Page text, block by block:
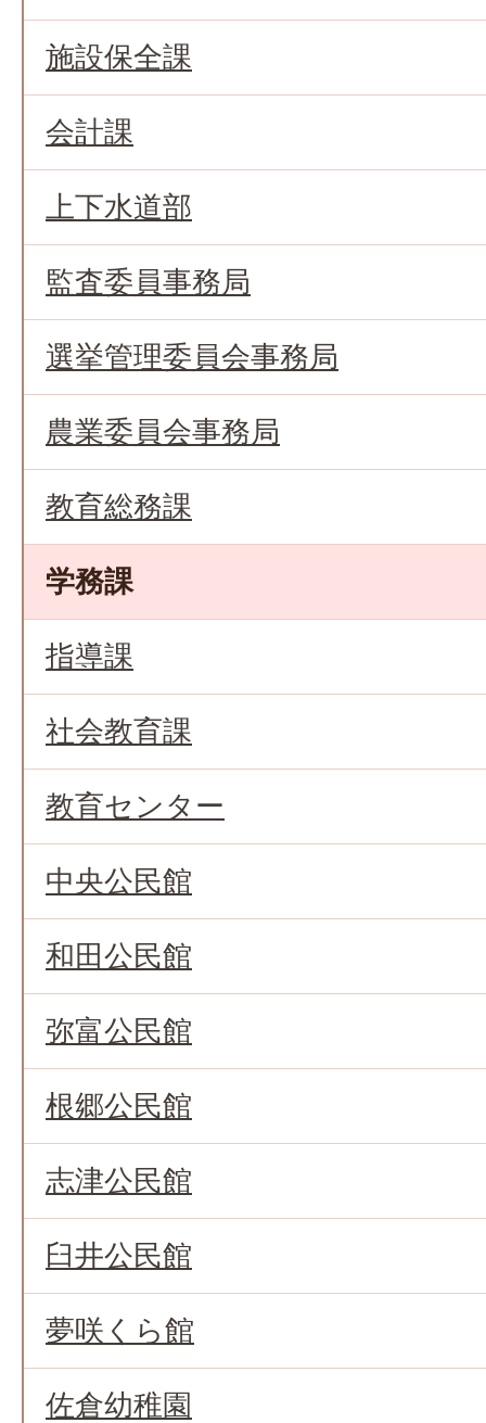
施設保全課
会計課
上下水道部
監査委員事務局
選挙管理委員会事務局
農業委員会事務局
教育総務課
学務課
指導課
社会教育課
教育センター
中央公民館
和田公民館
弥富公民館
根郷公民館
志津公民館
臼井公民館
夢咲くら館
佐倉幼稚園